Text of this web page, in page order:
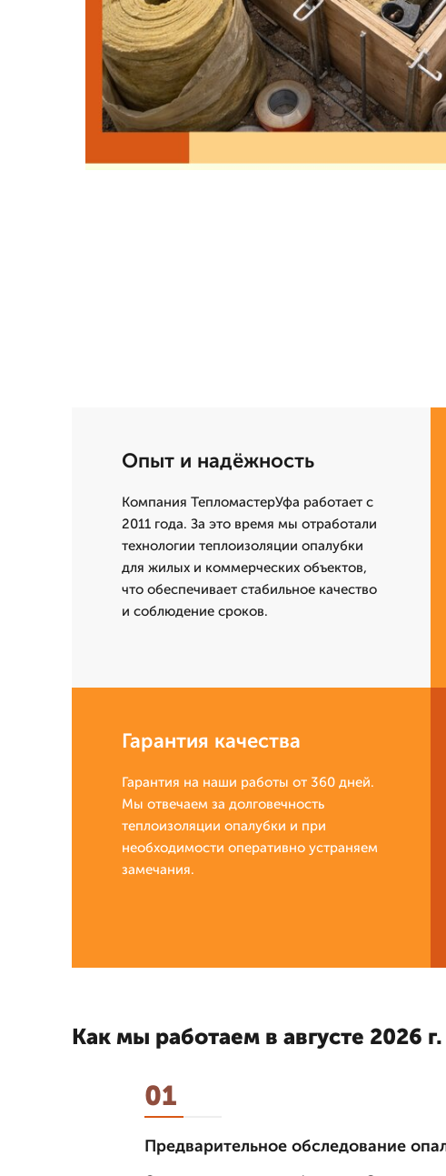
Опыт и надёжность
Компания ТепломастерУфа работает с
2011 года. За это время мы отработали
технологии теплоизоляции опалубки
для жилых и коммерческих объектов,
что обеспечивает стабильное качество
и соблюдение сроков.
Гарантия качества
Гарантия на наши работы от 360 дней.
Мы отвечаем за долговечность
теплоизоляции опалубки и при
необходимости оперативно устраняем
замечания.
Как мы работаем в августе 2026 г.
01
Предварительное обследование